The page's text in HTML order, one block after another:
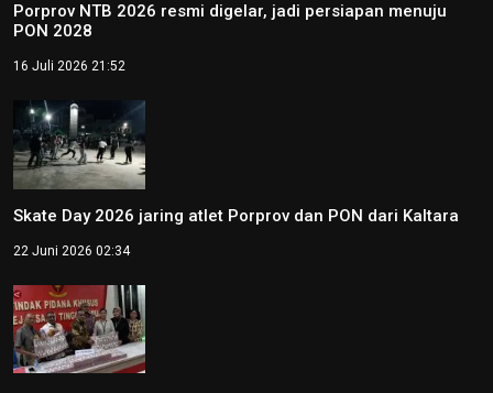
Porprov NTB 2026 resmi digelar, jadi persiapan menuju
PON 2028
16 Juli 2026 21:52
Skate Day 2026 jaring atlet Porprov dan PON dari Kaltara
22 Juni 2026 02:34